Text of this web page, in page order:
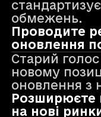
обмежень.
Проводите
оновлення
Старий голос
новому
оновлення з
Розширюєте
на нові